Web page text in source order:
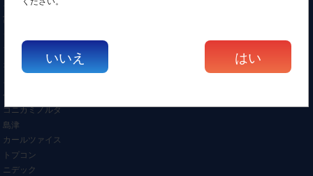
いいえ はい
キャノン/東芝
富士フィルム/日立
フィリップス
オリンパス
ペンタックス
コニカミノルタ
島津
カールツァイス
トプコン
ニデック